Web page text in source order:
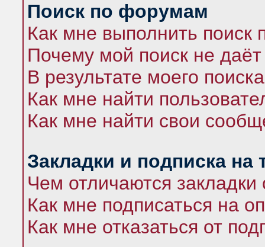
Поиск по форумам
Как мне выполнить
Почему мой поиск не даёт
В результате моего
Как мне найти
Как мне найти свои
Закладки и подписка на
Чем отличаются закладки
Как мне подписаться на
Как мне отказаться от